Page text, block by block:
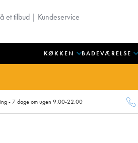
et tilbud | Kundeservice
KØKKEN BADEVÆRELSE
- 7 dage om ugen 9.00-22.00